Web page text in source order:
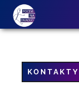
KONTAKTY